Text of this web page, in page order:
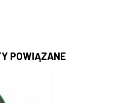
POWIĄZANE